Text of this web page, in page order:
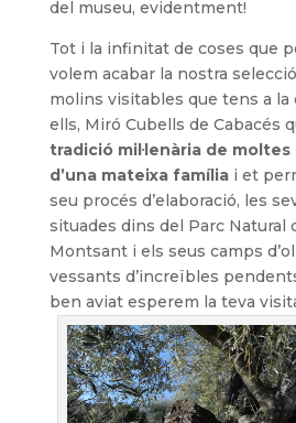
del museu, evidentment!
Tot i la infinitat de coses que
volem acabar la nostra
molins visitables que tens a la
ells, Miró Cubells de Cabacés
tradició mil·lenària de
d’una mateixa famíliai et
seu procés d’elaboració, les
situades dins del Parc Natural
Montsant i els seus camps
vessants d’increïbles
ben aviat esperem la teva